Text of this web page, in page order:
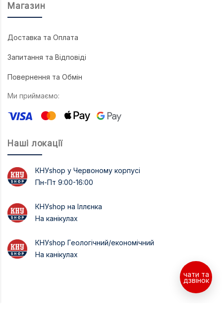
Магазин
Доставка та Оплата
Запитання та Відповіді
Повернення та Обмін
Ми приймаємо:
Наші локації
КНУshop у Червоному корпусі
Пн-Пт 9:00-16:00
КНУshop на Іллєнка
На канікулах
КНУshop Геологічний/економічний
На канікулах
чати та
дзвінок